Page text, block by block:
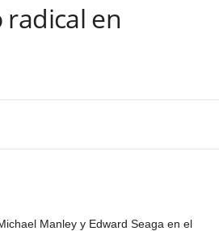
en
Manley y Edward Seaga en el